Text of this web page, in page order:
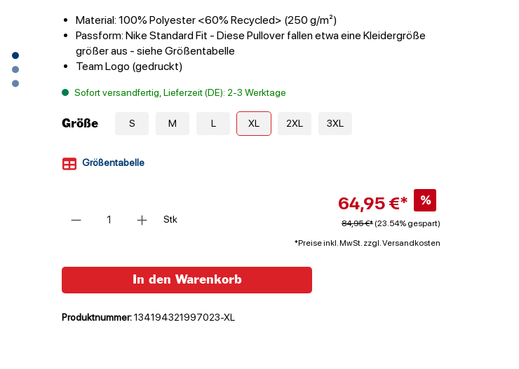
Material: 100% Polyester <60% Recycled> (250 g/m²)
Passform: Nike Standard Fit - Diese Pullover fallen etwa eine Kleidergröße
größer aus - siehe Größentabelle
Team Logo (gedruckt)
Sofort versandfertig, Lieferzeit (DE): 2-3 Werktage
Größe S M L XL 2XL 3XL
Größentabelle
Stk
64,95 €* %
84,95 €* (23.54% gespart)
*Preise inkl. MwSt. zzgl. Versandkosten
In den Warenkorb
Produktnummer:134194321997023-XL